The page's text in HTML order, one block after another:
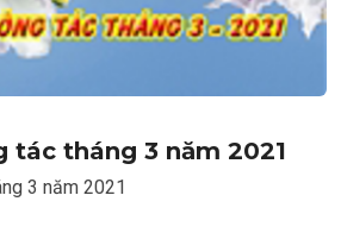
tác tháng 3 năm 2021
3 năm 2021